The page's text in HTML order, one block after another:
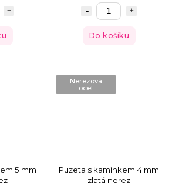
Do košíku
5 mm
Nerezová
ocel
Puzeta s kamínkem 4 mm
zlatá nerez